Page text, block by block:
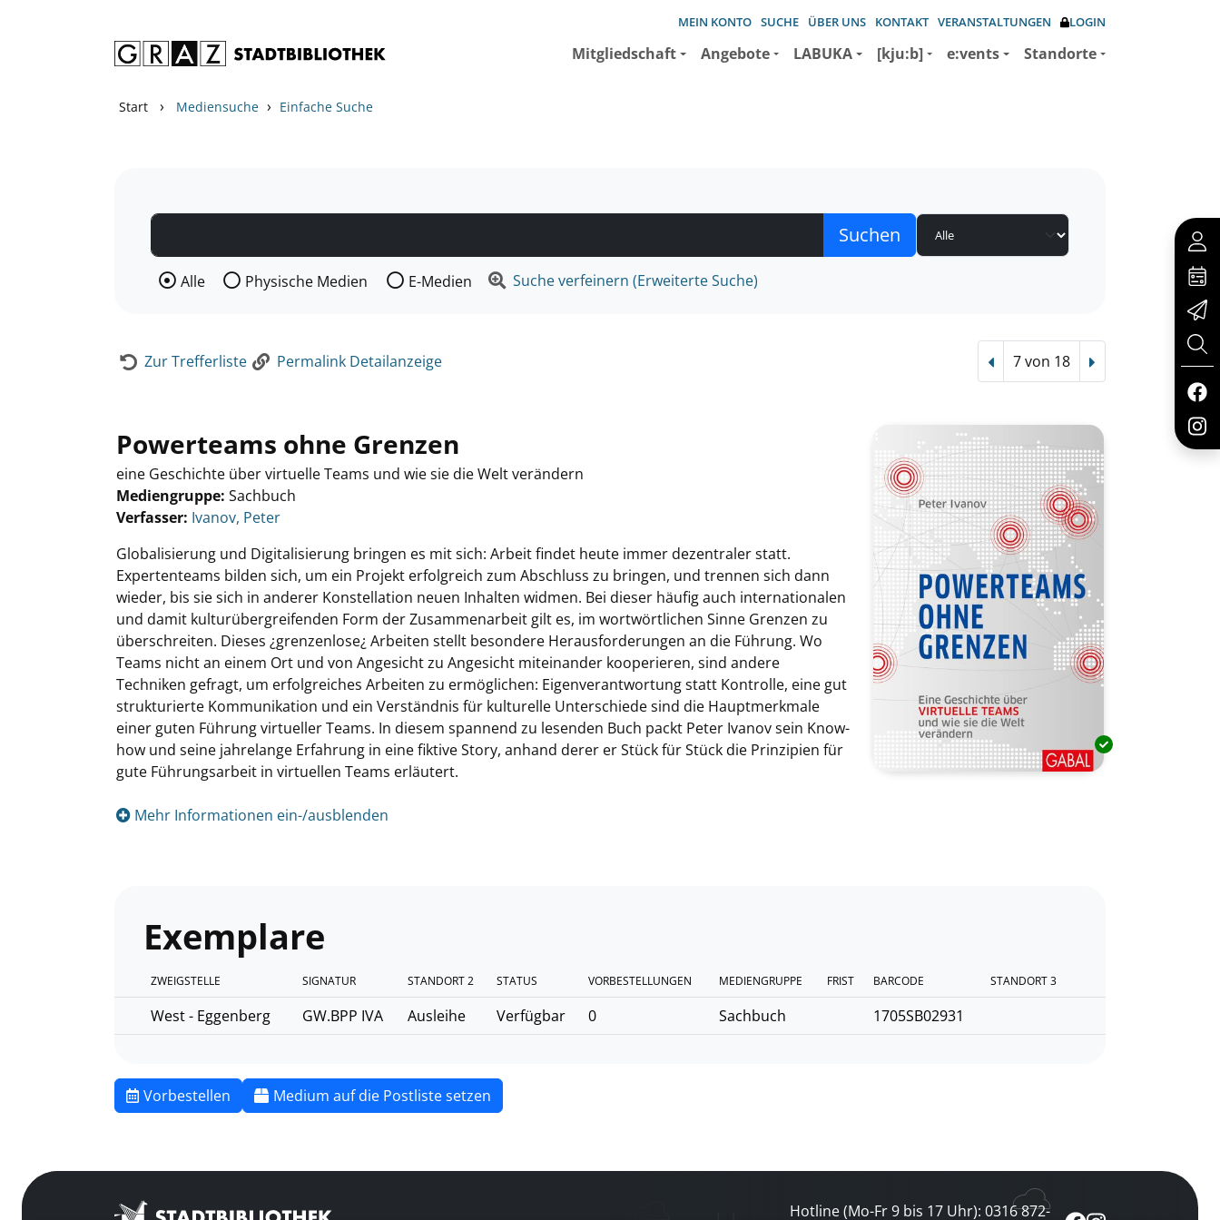
MEIN KONTO SUCHE ÜBER UNS KONTAKT VERANSTALTUNGEN LOGIN
Mitgliedschaft Angebote LABUKA [kju:b] e:vents Standorte
Start › Mediensuche › Einfache Suche
Wählen Sie die Medienart nach der Sie suchen wollen.
Alle Physische Medien E-Medien Suche verfeinern (Erweiterte Suche)
Zur Trefferliste Permalink Detailanzeige Vorheriger Treffer
7 von 18 Nächster Treffer
Powerteams ohne Grenzen
eine Geschichte über virtuelle Teams und wie sie die Welt verändern
Mediengruppe: Sachbuch
Verfasser: Suche nach diesem Verfasser
Ivanov, Peter
Globalisierung und Digitalisierung bringen es mit sich: Arbeit findet heute immer dezentraler statt.
Expertenteams bilden sich, um ein Projekt erfolgreich zum Abschluss zu bringen, und trennen sich dann
wieder, bis sie sich in anderer Konstellation neuen Inhalten widmen. Bei dieser häufig auch internationalen
und damit kulturübergreifenden Form der Zusammenarbeit gilt es, im wortwörtlichen Sinne Grenzen zu
überschreiten. Dieses ¿grenzenlose¿ Arbeiten stellt besondere Herausforderungen an die Führung. Wo
Teams nicht an einem Ort und von Angesicht zu Angesicht miteinander kooperieren, sind andere
Techniken gefragt, um erfolgreiches Arbeiten zu ermöglichen: Eigenverantwortung statt Kontrolle, eine gut
strukturierte Kommunikation und ein Verständnis für kulturelle Unterschiede sind die Hauptmerkmale
einer guten Führung virtueller Teams. In diesem spannend zu lesenden Buch packt Peter Ivanov sein Know-
how und seine jahrelange Erfahrung in eine fiktive Story, anhand derer er Stück für Stück die Prinzipien für
gute Führungsarbeit in virtuellen Teams erläutert.
Mehr Informationen ein-/ausblenden
Exemplare
ZWEIGSTELLE SIGNATUR STANDORT 2 STATUS VORBESTELLUNGEN MEDIENGRUPPE FRIST BARCODE STANDORT 3
West - Eggenberg GW.BPP IVA Ausleihe Verfügbar 0 Sachbuch 1705SB02931
Vorbestellen Medium auf die Postliste setzen
Hotline (Mo-Fr 9 bis 17 Uhr): 0316 872-